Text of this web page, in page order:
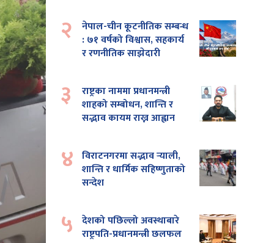
२
नेपाल-चीन कूटनीतिक सम्बन्ध
: ७१ वर्षको विश्वास, सहकार्य
र रणनीतिक साझेदारी
३
राष्ट्रका नाममा प्रधानमन्त्री
शाहको सम्बोधन, शान्ति र
सद्भाव कायम राख्न आह्वान
४ विराटनगरमा सद्भाव र्‍याली,
शान्ति र धार्मिक सहिष्णुताको
सन्देश
५ देशको पछिल्लो अवस्थाबारे
राष्ट्रपति-प्रधानमन्त्री छलफल